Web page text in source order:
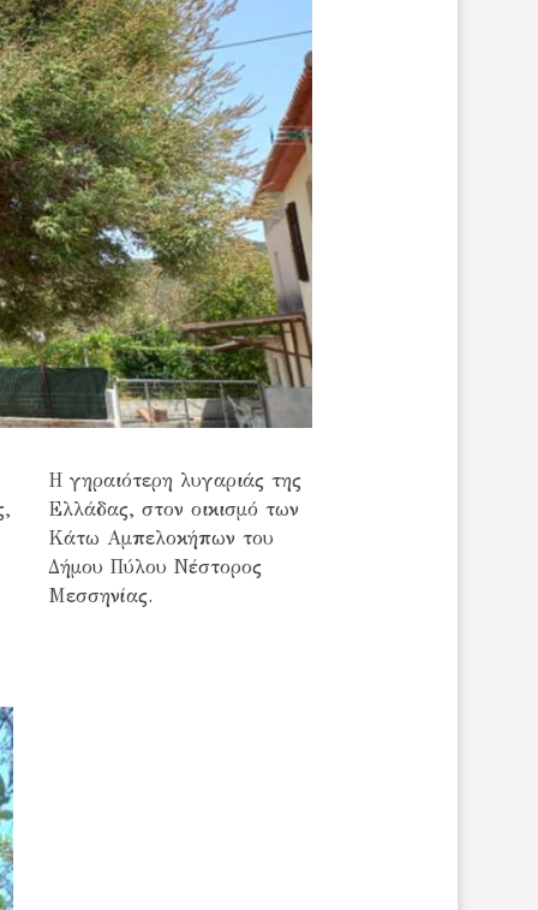
Η γηραιότερη λυγαριάς της
Ελλάδας, στον οικισμό των
Κάτω Αμπελοκήπων του
Δήμου Πύλου Νέστορος
Μεσσηνίας.